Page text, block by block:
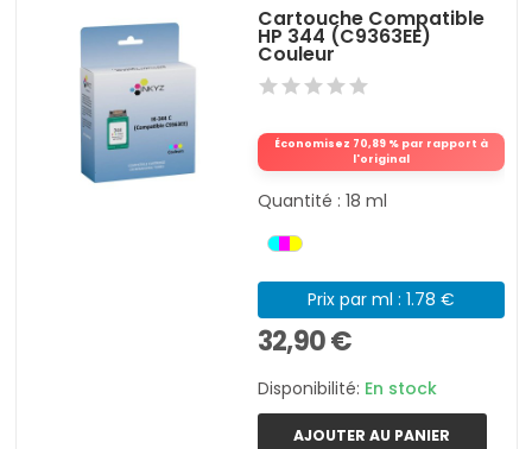
Cartouche Compatible
HP 344 (C9363EE)
Couleur
Économisez 70,89 % par rapport à
l'original
Quantité : 18 ml
Prix par ml : 1.78 €
32,90 €
Disponibilité: En stock
AJOUTER AU PANIER